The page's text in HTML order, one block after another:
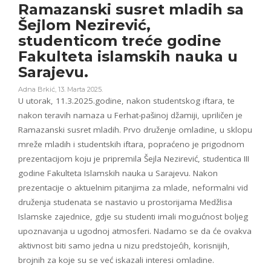
Ramazanski susret mladih sa
Šejlom Nezirević,
studenticom treće godine
Fakulteta islamskih nauka u
Sarajevu.
Adna Brkić, 13. Marta 2025.
U utorak, 11.3.2025.godine, nakon studentskog iftara, te
nakon teravih namaza u Ferhat-pašinoj džamiji, upriličen je
Ramazanski susret mladih. Prvo druženje omladine, u sklopu
mreže mladih i studentskih iftara, popraćeno je prigodnom
prezentacijom koju je pripremila Šejla Nezirević, studentica III
godine Fakulteta Islamskih nauka u Sarajevu. Nakon
prezentacije o aktuelnim pitanjima za mlade, neformalni vid
druženja studenata se nastavio u prostorijama Medžlisa
Islamske zajednice, gdje su studenti imali mogućnost boljeg
upoznavanja u ugodnoj atmosferi. Nadamo se da će ovakva
aktivnost biti samo jedna u nizu predstojećih, korisnijih,
brojnih za koje su se već iskazali interesi omladine.